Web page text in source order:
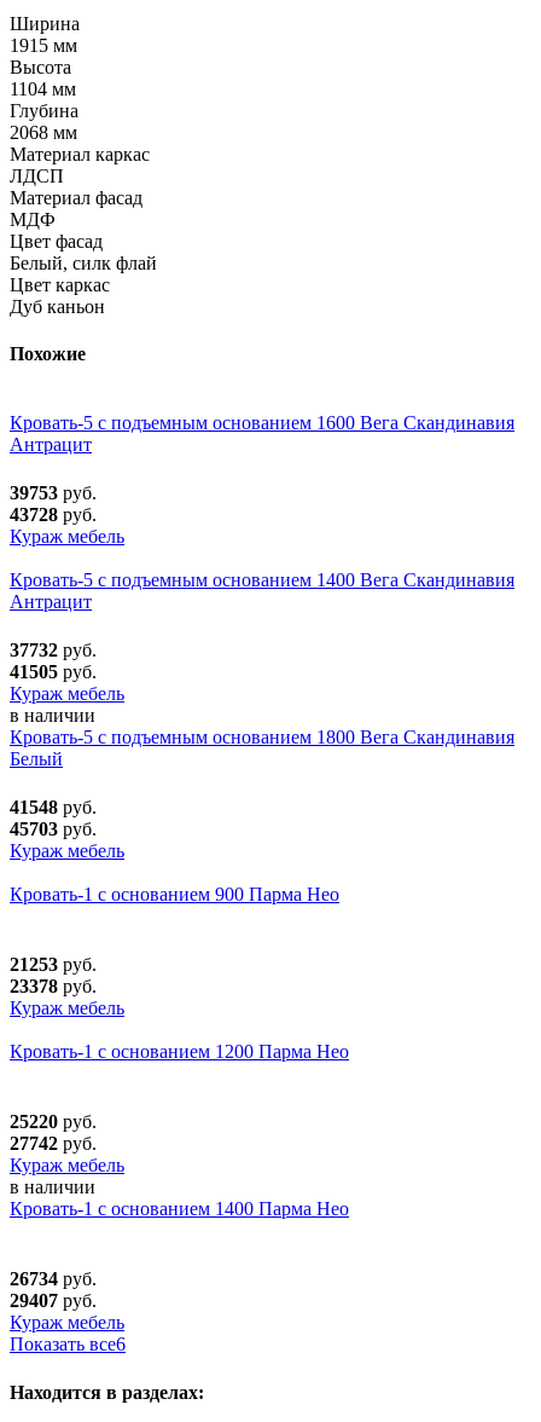
Ширина
1915 мм
Высота
1104 мм
Глубина
2068 мм
Материал каркас
ЛДСП
Материал фасад
МДФ
Цвет фасад
Белый, силк флай
Цвет каркас
Дуб каньон
Похожие
Кровать-5 с подъемным основанием 1600 Вега Скандинавия
Антрацит
39753 руб.
43728 руб.
Кураж мебель
Кровать-5 с подъемным основанием 1400 Вега Скандинавия
Антрацит
37732 руб.
41505 руб.
Кураж мебель
в наличии
Кровать-5 с подъемным основанием 1800 Вега Скандинавия
Белый
41548 руб.
45703 руб.
Кураж мебель
Кровать-1 с основанием 900 Парма Нео
21253 руб.
23378 руб.
Кураж мебель
Кровать-1 с основанием 1200 Парма Нео
25220 руб.
27742 руб.
Кураж мебель
в наличии
Кровать-1 с основанием 1400 Парма Нео
26734 руб.
29407 руб.
Кураж мебель
Показать все6
Находится в разделах: